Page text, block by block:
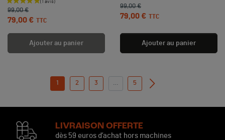
Prix de base
99,00 €
Prix
79,00 € TTC
Ajouter au panier
Prix de base
99,00 €
Prix
79,00 €
TTC
Ajouter au panier
1 2 3 … 5 Suivant
LIVRAISON OFFERTE
dès 59 euros d’achat hors machines